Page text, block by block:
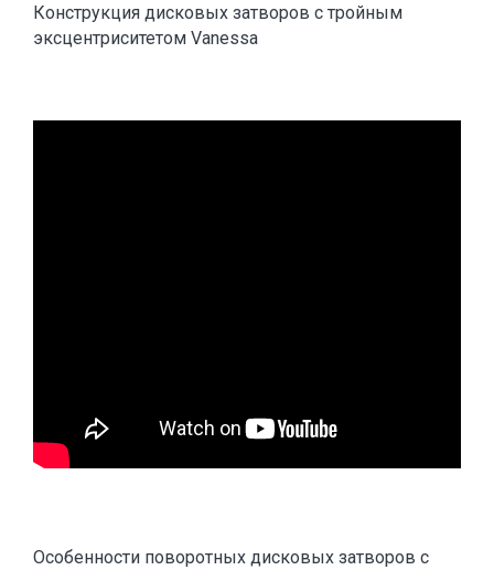
Конструкция дисковых затворов с тройным
эксцентриситетом Vanessa
Особенности поворотных дисковых затворов с